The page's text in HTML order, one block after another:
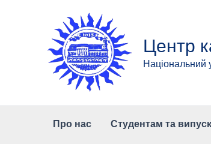
Центр
Національний
Про нас Студентам та